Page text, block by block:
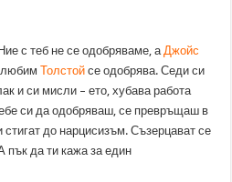
с теб не се одобряваме, аДжойс
любимТолстойсе одобрява. Седи си
и си мисли – ето, хубава работа
си да одобряваш, се превръщаш в
до нарцисизъм. Съзерцават се
пък да ти кажа за един